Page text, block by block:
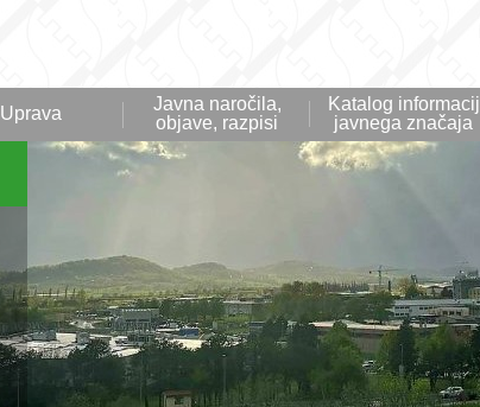
Uprava
Javna naročila,
objave, razpisi
Katalog informacij
javnega značaja